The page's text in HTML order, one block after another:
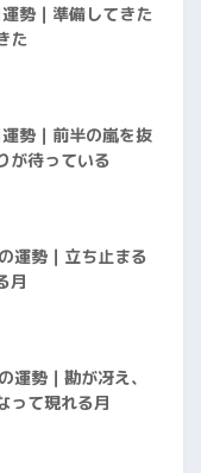
勢｜準備してきた
た
勢｜前半の嵐を抜
が待っている
運勢｜立ち止まる
月
運勢｜勘が冴え、
って現れる月